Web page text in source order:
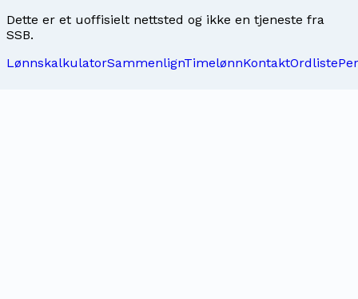
Dette er et uoffisielt nettsted og ikke en tjeneste fra
SSB.
LønnskalkulatorSammenlignTimelønnKontaktOrdliste